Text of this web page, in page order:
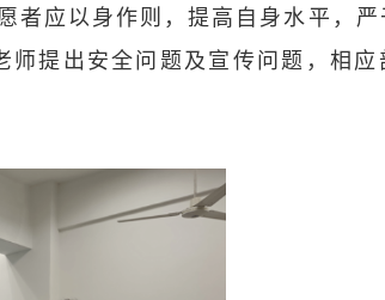
者应以身作则，提高自身水平，
提出安全问题及宣传问题，相